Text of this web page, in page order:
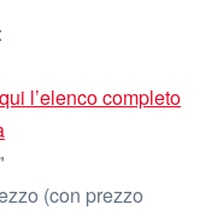
qui l’elenco completo
(con prezzo